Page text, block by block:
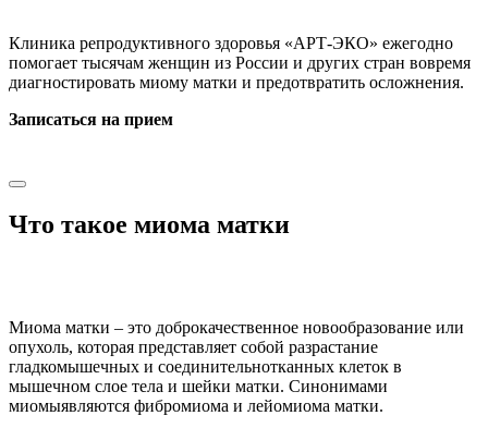
Клиника репродуктивного здоровья «АРТ-ЭКО» ежегодно
помогает тысячам женщин из России и других стран вовремя
диагностировать миому матки и предотвратить осложнения.
Записаться на прием
Что такое миома матки
Миома матки – это доброкачественное новообразование или
опухоль, которая представляет собой разрастание
гладкомышечных и соединительнотканных клеток в
мышечном слое тела и шейки матки. Синонимами
миомыявляются фибромиома и лейомиома матки.